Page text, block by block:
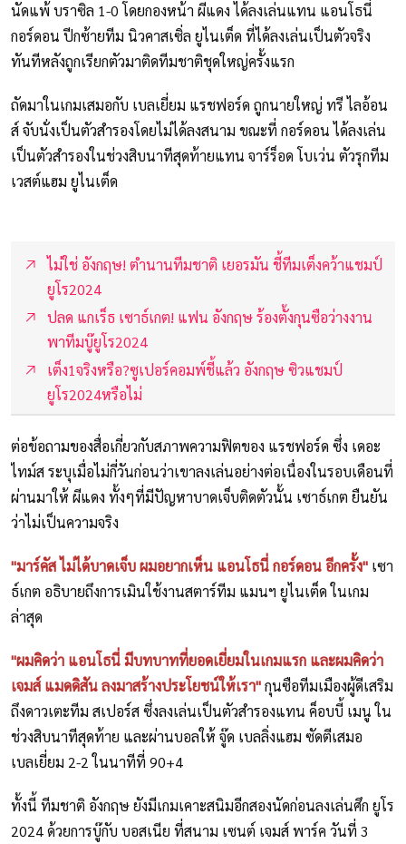
นัดแพ้ บราซิล 1-0 โดยกองหน้า ผีแดง ได้ลงเล่นแทน แอนโธนี่
กอร์ดอน ปีกซ้ายทีม นิวคาสเซิ่ล ยูไนเต็ด ที่ได้ลงเล่นเป็นตัวจริง
ทันทีหลังถูกเรียกตัวมาติดทีมชาติชุดใหญ่ครั้งแรก
ถัดมาในเกมเสมอกับ เบลเยี่ยม แรชฟอร์ด ถูกนายใหญ่ ทรี ไลอ้อน
ส์ จับนั่งเป็นตัวสำรองโดยไม่ได้ลงสนาม ขณะที่ กอร์ดอน ได้ลงเล่น
เป็นตัวสำรองในช่วงสิบนาทีสุดท้ายแทน จาร์ร็อด โบเว่น ตัวรุกทีม
เวสต์แฮม ยูไนเต็ด
ไม่ใช่ อังกฤษ! ตำนานทีมชาติ เยอรมัน ชี้ทีมเต็งคว้าแชมป์
ยูโร2024
ปลด แกเร็ธ เซาธ์เกต! แฟน อังกฤษ ร้องตั้งกุนซือว่างงาน
พาทีมบู๊ยูโร2024
เต็ง1จริงหรือ?ซูเปอร์คอมพ์ชี้แล้ว อังกฤษ ซิวแชมป์
ยูโร2024หรือไม่
ต่อข้อถามของสื่อเกี่ยวกับสภาพความฟิตของ แรชฟอร์ด ซึ่ง เดอะ
ไทม์ส ระบุเมื่อไม่กี่วันก่อนว่าเขาลงเล่นอย่างต่อเนื่องในรอบเดือนที่
ผ่านมาให้ ผีแดง ทั้งๆที่มีปัญหาบาดเจ็บติดตัวนั้น เซาธ์เกต ยืนยัน
ว่าไม่เป็นความจริง
"มาร์คัส ไม่ได้บาดเจ็บ ผมอยากเห็น แอนโธนี่ กอร์ดอน อีกครั้ง" เซา
ธ์เกต อธิบายถึงการเมินใช้งานสตาร์ทีม แมนฯ ยูไนเต็ด ในเกม
ล่าสุด
"ผมคิดว่า แอนโธนี่ มีบทบาทที่ยอดเยี่ยมในเกมแรก และผมคิดว่า
เจมส์ แมดดิสัน ลงมาสร้างประโยชน์ให้เรา"กุนซือทีมเมืองผู้ดีเสริม
ถึงดาวเตะทีม สเปอร์ส ซึ่งลงเล่นเป็นตัวสำรองแทน ค็อบบี้ เมนู ใน
ช่วงสิบนาทีสุดท้าย และผ่านบอลให้ จู๊ด เบลลิ่งแฮม ซัดตีเสมอ
เบลเยี่ยม 2-2 ในนาทีที่ 90+4
ทั้งนี้ ทีมชาติ อังกฤษ ยังมีเกมเคาะสนิมอีกสองนัดก่อนลงเล่นศึก ยูโร
2024 ด้วยการบู๊กับ บอสเนีย ที่สนาม เซนต์ เจมส์ พาร์ค วันที่ 3